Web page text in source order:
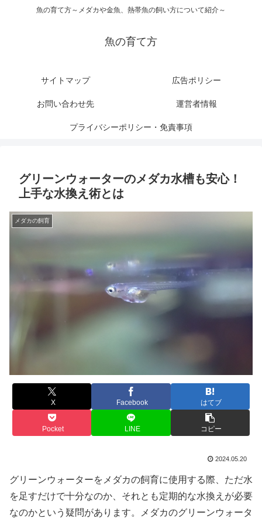
魚の育て方～メダカや金魚、熱帯魚の飼い方について紹介～
魚の育て方
サイトマップ 広告ポリシー
お問い合わせ先 運営者情報
プライバシーポリシー・免責事項
グリーンウォーターのメダカ水槽も安心！
上手な水換え術とは
メダカの飼育
X Facebook はてブ
Pocket LINE コピー
2024.05.20
グリーンウォーターをメダカの飼育に使用する際、ただ水
を足すだけで十分なのか、それとも定期的な水換えが必要
なのかという疑問があります。メダカのグリーンウォータ